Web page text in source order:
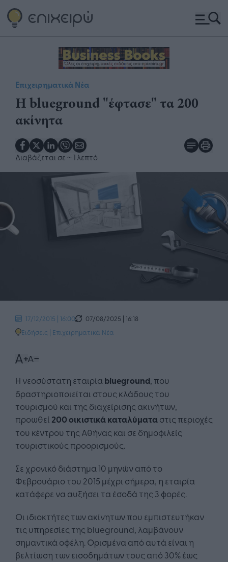
Επιχειρηματικά Νέα
Η blueground "έφτασε" τα 200
ακίνητα
Διαβάζεται σε ~ 1 λεπτό
17/12/2015 | 16:00
07/08/2025 | 16:18
Ειδήσεις | Επιχειρηματικά Νέα
H νεοσύστατη εταιρία blueground, που
δραστηριοποιείται στους κλάδους του
τουρισμού και της διαχείρισης ακινήτων,
προωθεί 200 οικιστικά καταλύματαστις περιοχές
του κέντρου της Αθήνας και σε δημοφιλείς
τουριστικούς προορισμούς.
Σε χρονικό διάστημα 10 μηνών από το
Φεβρουάριο του 2015 μέχρι σήμερα, η εταιρία
κατάφερε να αυξήσει τα έσοδά της 3 φορές.
Οι ιδιοκτήτες των ακίνητων που εμπιστευτήκαν
τις υπηρεσίες της blueground, λαμβάνουν
σημαντικά οφέλη. Ορισμένα από αυτά είναι η
βελτίωση των εισοδημάτων τους από 30% έως